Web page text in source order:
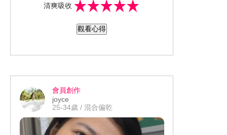
後續修護保濕，一滴就夠、快速吸收。
持整日不乾燥。保濕鎖水力超強。 以前
補擦，自從使用寶拉珍選「7%依克多因
表面形成一層保水膜，但是若近距離拍
照和照鏡子時，肉眼可見肌膚表面光澤
提升，水潤到發光。肌膚變得穩定、泛
紅狀況有改善。乾癢狀況本身並沒有。
清爽吸收
觀看心得
會員創作
joyce
25-34歲 / 混合偏乾